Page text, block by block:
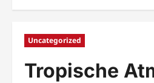
Uncategorized
Tropische